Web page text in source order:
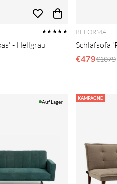
★★★★★
- Hellgrau
Preis:
REFORMA
Schlafsofa
€479€1079
Auf Lager
KAMPAGNE